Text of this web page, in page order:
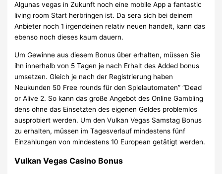
Algunas vegas in Zukunft noch eine mobile App a fantastic
living room Start herbringen ist. Da sera sich bei deinem
Anbieter noch 1 irgendeinen relativ neuen handelt, kann das
ebenso noch dieses kaum dauern.
Um Gewinne aus diesem Bonus über erhalten, müssen Sie
ihn innerhalb von 5 Tagen je nach Erhalt des Added bonus
umsetzen. Gleich je nach der Registrierung haben
Neukunden 50 Free rounds für den Spielautomaten” “Dead
or Alive 2. So kann das große Angebot des Online Gambling
dens ohne das Einsetzten des eigenen Geldes problemlos
ausprobiert werden. Um den Vulkan Vegas Samstag Bonus
zu erhalten, müssen im Tagesverlauf mindestens fünf
Einzahlungen von mindestens 10 European getätigt werden.
Vulkan Vegas Casino Bonus